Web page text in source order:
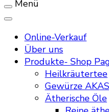
Menü
Online-Verkauf
Über uns
Produkte- Shop
Heilkräutertee
Gewürze
Ätherische Öle